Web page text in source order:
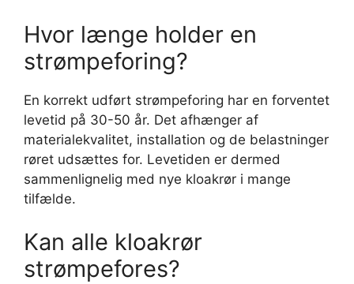
Hvor længe holder en
strømpeforing?
En korrekt udført strømpeforing har en forventet
levetid på 30-50 år. Det afhænger af
materialekvalitet, installation og de belastninger
røret udsættes for. Levetiden er dermed
sammenlignelig med nye kloakrør i mange
tilfælde.
Kan alle kloakrør
strømpefores?